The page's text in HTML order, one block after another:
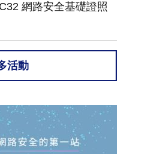
網路安全基礎證照
活動